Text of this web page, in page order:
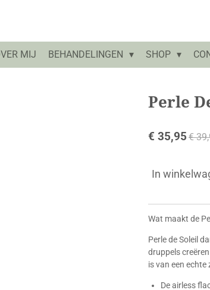
MIJ BEHANDELINGEN SHOP
Perle
€ 35,95 €
In
Wat maakt de
Perle de Soleil
druppels
is van een echte
De airless